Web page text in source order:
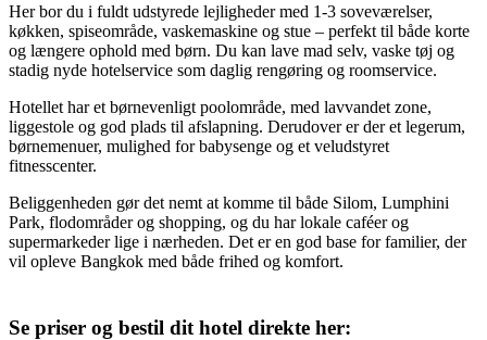
Her bor du i fuldt udstyrede lejligheder med 1-3 soveværelser,
køkken, spiseområde, vaskemaskine og stue – perfekt til både korte
og længere ophold med børn. Du kan lave mad selv, vaske tøj og
stadig nyde hotelservice som daglig rengøring og roomservice.
Hotellet har et børnevenligt poolområde, med lavvandet zone,
liggestole og god plads til afslapning. Derudover er der et legerum,
børnemenuer, mulighed for babysenge og et veludstyret
fitnesscenter.
Beliggenheden gør det nemt at komme til både Silom, Lumphini
Park, flodområder og shopping, og du har lokale caféer og
supermarkeder lige i nærheden. Det er en god base for familier, der
vil opleve Bangkok med både frihed og komfort.
Se priser og bestil dit hotel direkte her: